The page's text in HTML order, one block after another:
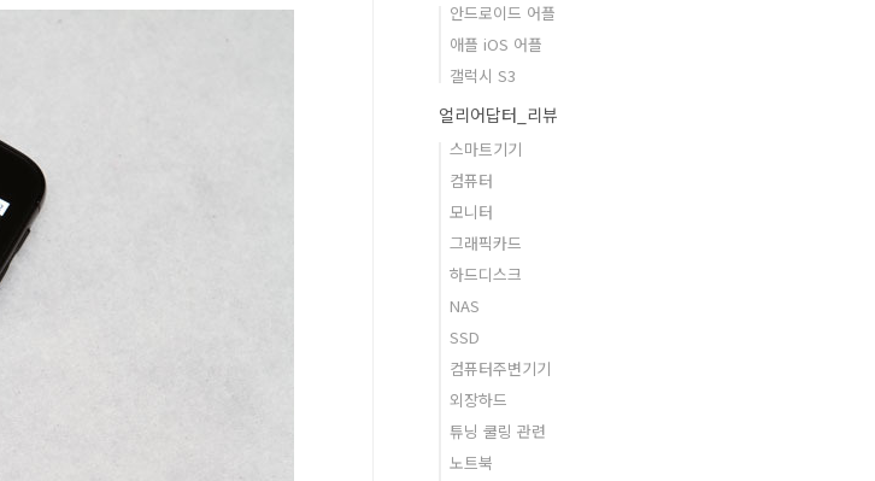
안드로이드 어플
애플 iOS 어플
갤럭시 S3
얼리어답터_리뷰
스마트기기
컴퓨터
모니터
그래픽카드
하드디스크
NAS
SSD
컴퓨터주변기기
외장하드
튜닝 쿨링 관련
노트북